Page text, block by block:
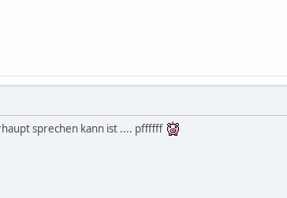
sprechen kann ist .... pffffff